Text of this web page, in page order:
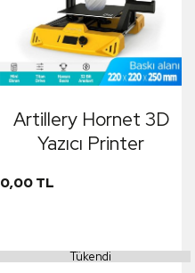
Artillery Hornet 3D
Yazıcı Printer
0,00 TL
Tükendi